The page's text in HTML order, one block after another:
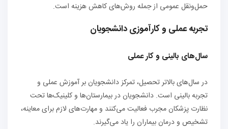
حمل‌ونقل عمومی از جمله روش‌های کاهش هزینه است.
تجربه عملی و کارآموزی دانشجویان
سال‌های بالینی و کار عملی
در سال‌های بالاتر تحصیل، تمرکز دانشجویان بر آموزش عملی و
تجربه بالینی است. دانشجویان در بیمارستان‌ها و کلینیک‌ها تحت
نظارت پزشکان مجرب فعالیت می‌کنند و مهارت‌های لازم برای معاینه،
تشخیص و درمان بیماران را یاد می‌گیرند.